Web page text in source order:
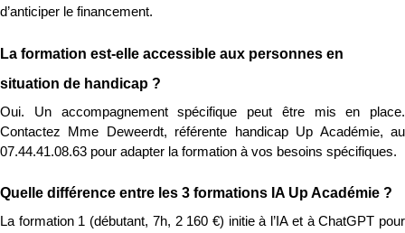
d’anticiper le financement.
La formation est-elle accessible aux personnes en
situation de handicap ?
Oui. Un accompagnement spécifique peut être mis en place.
Contactez Mme Deweerdt, référente handicap Up Académie, au
07.44.41.08.63 pour adapter la formation à vos besoins spécifiques.
Quelle différence entre les 3 formations IA Up Académie ?
La formation 1 (débutant, 7h, 2 160 €) initie à l’IA et à ChatGPT pour